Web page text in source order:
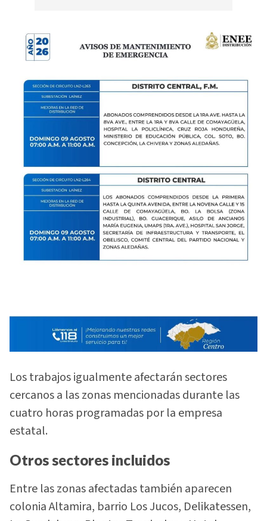
Los trabajos igualmente afectarán sectores
cercanos a las zonas mencionadas durante las
cuatro horas programadas por la empresa
estatal.
Otros sectores incluidos
Entre las zonas afectadas también aparecen
colonia Altamira, barrio Los Jucos, Delikatessen,